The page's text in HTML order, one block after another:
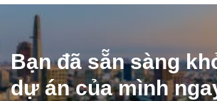
Bạn đã sẵn sàng
dự án của mình